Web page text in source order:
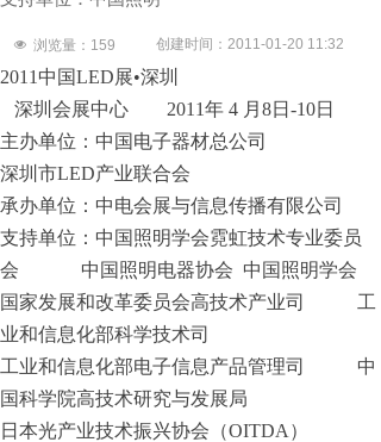
创建时间： 2011-01-20 11:32
넶 浏览量： 159
2011中国LED展•深圳
深圳会展中心 2011年 4 月8日-10日
主办单位：中国电子器材总公司
深圳市LED产业联合会
承办单位：中电会展与信息传播有限公司
支持单位：中国照明学会霓虹技术专业委员
会 中国照明电器协会 中国照明学会
国家发展和改革委员会高技术产业司 工
业和信息化部科学技术司
工业和信息化部电子信息产品管理司 中
国科学院高技术研究与发展局
日本光产业技术振兴协会（OITDA）